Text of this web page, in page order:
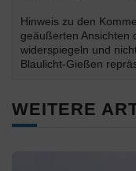
Hinweis zu den
geäußerten Ansichten
widerspiegeln und
Blaulicht-Gießen
WEITERE